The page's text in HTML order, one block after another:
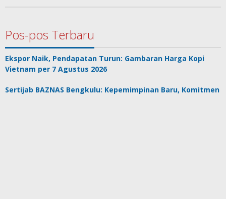
Pos-pos Terbaru
Ekspor Naik, Pendapatan Turun: Gambaran Harga Kopi
Vietnam per 7 Agustus 2026
Sertijab BAZNAS Bengkulu: Kepemimpinan Baru, Komitmen